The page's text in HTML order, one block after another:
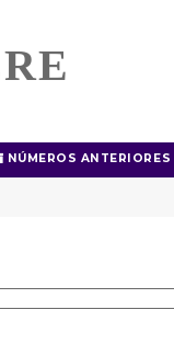
NÚMEROS ANTERIORES